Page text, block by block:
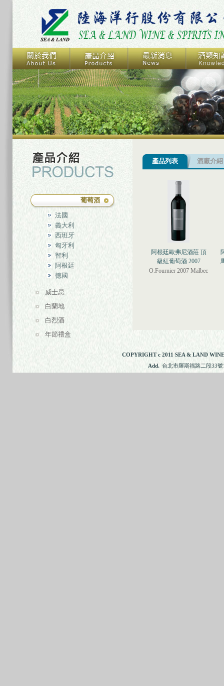
葡萄酒
法國
義大利
西班牙
匈牙利
智利
阿根廷
德國
威士忌
白蘭地
白烈酒
年節禮盒
產品列表 酒廠介紹
阿根廷歐弗尼酒莊 頂
級紅葡萄酒 2007
O.Fournier 2007 Malbec
COPYRIGHT c 2011 SEA & LAND
Add. 台北市羅斯福路二段33號